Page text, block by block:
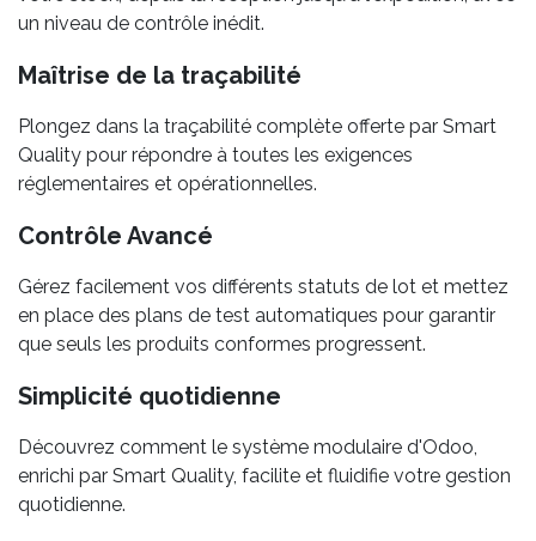
un niveau de contrôle inédit.
Maîtrise de la traçabilité
Plongez dans la traçabilité complète offerte par Smart
Quality pour répondre à toutes les exigences
réglementaires et opérationnelles.
Contrôle Avancé
Gérez facilement vos différents statuts de lot et mettez
en place des plans de test automatiques pour garantir
que seuls les produits conformes progressent.
Simplicité quotidienne
Découvrez comment le système modulaire d'Odoo,
enrichi par Smart Quality, facilite et fluidifie votre gestion
quotidienne.